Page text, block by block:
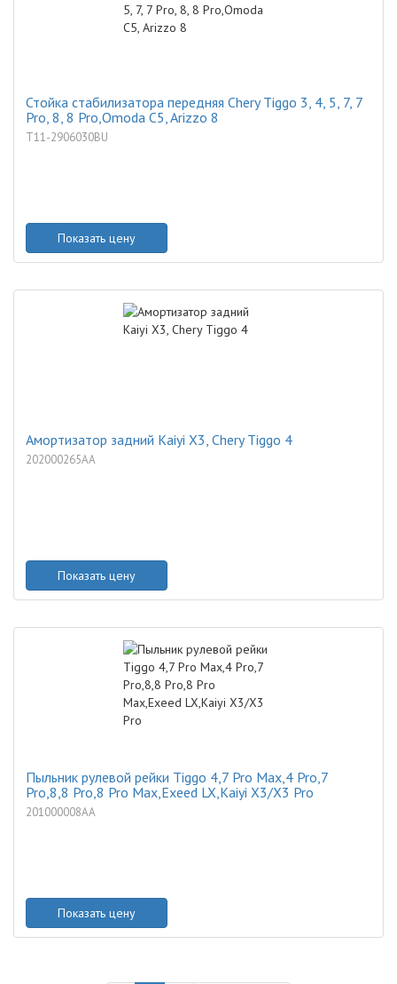
Стойка стабилизатора передняя Chery Tiggo 3, 4, 5, 7, 7
Pro, 8, 8 Pro,Omoda C5, Arizzo 8
T11-2906030BU
Показать цену
Амортизатор задний Kaiyi X3, Chery Tiggo 4
202000265AA
Показать цену
Пыльник рулевой рейки Tiggo 4,7 Pro Max,4 Pro,7
Pro,8,8 Pro,8 Pro Max,Exeed LX,Kaiyi X3/X3 Pro
201000008AA
Показать цену